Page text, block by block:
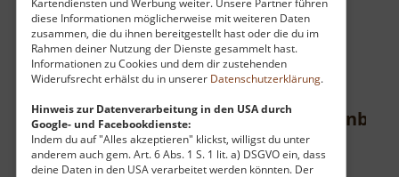
diese Informationen möglicherweise mit weiteren Daten
zusammen, die du ihnen bereitgestellt hast oder die du im
Rahmen deiner Nutzung der Dienste gesammelt hast.
Informationen zu Cookies und dem dir zustehenden
Widerufsrecht erhälst du in unserer Datenschutzerklärung.
Hinweis zur Datenverarbeitung in den USA durch
Google- und Facebookdienste:
Indem du auf "Alles akzeptieren" klickst, willigst du unter
anderem auch gem. Art. 6 Abs. 1 S. 1 lit. a) DSGVO ein, dass
deine Daten in den USA verarbeitet werden könnten. Der
Werdau, einem Wohnwagen, gebaut um
1920/30 oder einer .. »weiterlesenüber
Adam
Neubeschert-Glück-Stollen Altenberg
Osterzgebirge
aktuell vom 31.05.2026 / Zugriffe: 25033